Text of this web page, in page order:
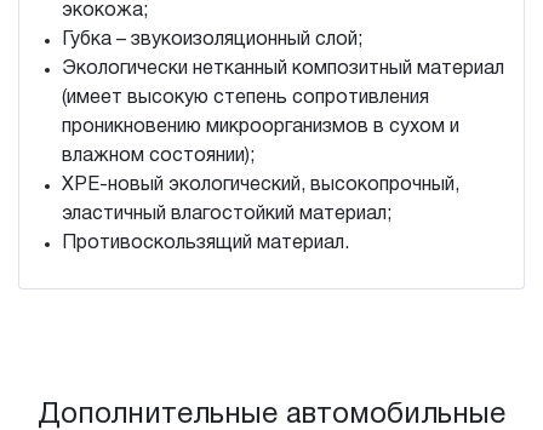
экокожа;
Губка – звукоизоляционный слой;
Экологически нетканный композитный материал
(имеет высокую степень сопротивления
проникновению микроорганизмов в сухом и
влажном состоянии);
XPE-новый экологический, высокопрочный,
эластичный влагостойкий материал;
Противоскользящий материал.
Дополнительные автомобильные